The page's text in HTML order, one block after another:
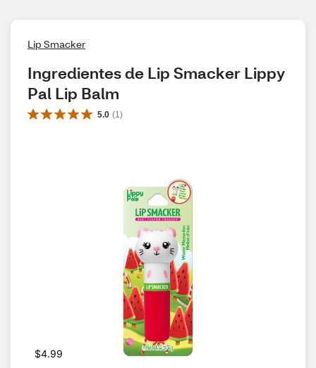
Lip Smacker
Ingredientes de Lip Smacker Lippy
Pal Lip Balm
5.0 (1 )
$4.99